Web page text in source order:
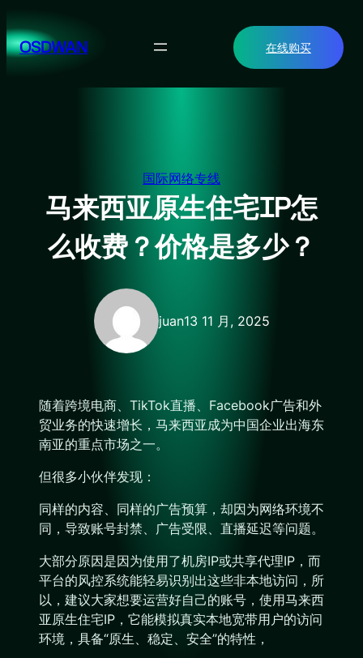
至
内OSDWAN 在线购买
国际网络专线
马来西亚原生住宅IP怎
么收费？价格是多少？
juan13 11 月, 2025
随着跨境电商、TikTok直播、Facebook广告和外
贸业务的快速增长，马来西亚成为中国企业出海东
南亚的重点市场之一。
但很多小伙伴发现：
同样的内容、同样的广告预算，却因为网络环境不
同，导致账号封禁、广告受限、直播延迟等问题。
大部分原因是因为使用了机房IP或共享代理IP，而
平台的风控系统能轻易识别出这些非本地访问，所
以，建议大家想要运营好自己的账号，使用马来西
亚原生住宅IP，它能模拟真实本地宽带用户的访问
环境，具备“原生、稳定、安全”的特性，